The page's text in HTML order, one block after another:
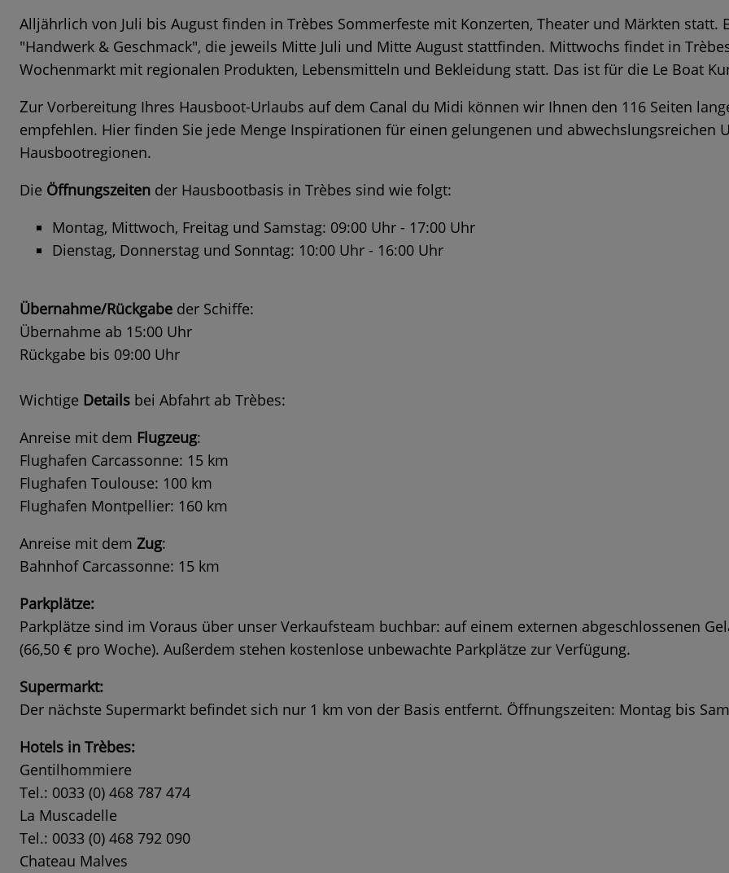
Alljährlich von Juli bis August finden in Trèbes Sommerfeste mit Konzerten, Theater und Märkten statt.
"Handwerk & Geschmack", die jeweils Mitte Juli und Mitte August stattfinden. Mittwochs findet in
Wochenmarkt mit regionalen Produkten, Lebensmitteln und Bekleidung statt. Das ist für die Le Boat
Zur Vorbereitung Ihres Hausboot-Urlaubs auf dem Canal du Midi können wir Ihnen den 116 Seiten
empfehlen. Hier finden Sie jede Menge Inspirationen für einen gelungenen und abwechslungsreichen
Hausbootregionen.
Die Öffnungszeiten der Hausbootbasis in Trèbes sind wie folgt:
Montag, Mittwoch, Freitag und Samstag: 09:00 Uhr - 17:00 Uhr
Dienstag, Donnerstag und Sonntag: 10:00 Uhr - 16:00 Uhr
Übernahme/Rückgabe der Schiffe:
Übernahme ab 15:00 Uhr
Rückgabe bis 09:00 Uhr
Wichtige Details bei Abfahrt ab Trèbes:
Anreise mit dem Flugzeug:
Flughafen Carcassonne: 15 km
Flughafen Toulouse: 100 km
Flughafen Montpellier: 160 km
Anreise mit dem Zug:
Bahnhof Carcassonne: 15 km
Parkplätze:
Parkplätze sind im Voraus über unser Verkaufsteam buchbar: auf einem externen abgeschlossenen
(66,50 € pro Woche). Außerdem stehen kostenlose unbewachte Parkplätze zur Verfügung.
Supermarkt:
Der nächste Supermarkt befindet sich nur 1 km von der Basis entfernt. Öffnungszeiten: Montag bis
Hotels in Trèbes:
Gentilhommiere
Tel.: 0033 (0) 468 787 474
La Muscadelle
Tel.: 0033 (0) 468 792 090
Chateau Malves